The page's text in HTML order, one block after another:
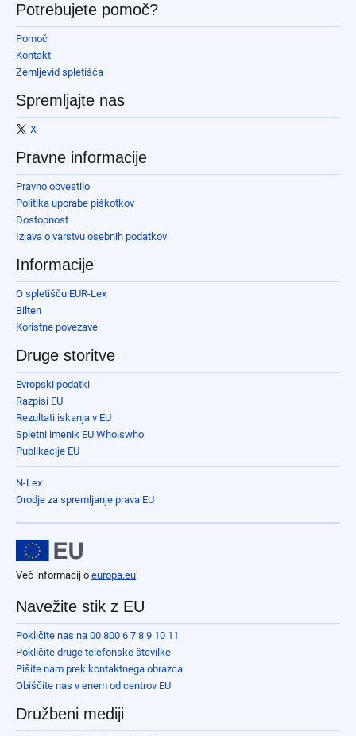
Potrebujete pomoč?
Pomoč
Kontakt
Zemljevid spletišča
Spremljajte nas
X
Pravne informacije
Pravno obvestilo
Politika uporabe piškotkov
Dostopnost
Izjava o varstvu osebnih podatkov
Informacije
O spletišču EUR-Lex
Bilten
Koristne povezave
Druge storitve
Evropski podatki
Razpisi EU
Rezultati iskanja v EU
Spletni imenik EU Whoiswho
Publikacije EU
N-Lex
Orodje za spremljanje prava EU
Več informacij o europa.eu
Navežite stik z EU
Pokličite nas na 00 800 6 7 8 9 10 11
Pokličite druge telefonske številke
Pišite nam prek kontaktnega obrazca
Obiščite nas v enem od centrov EU
Družbeni mediji